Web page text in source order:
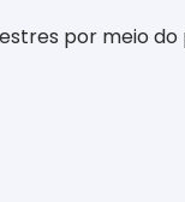
por meio